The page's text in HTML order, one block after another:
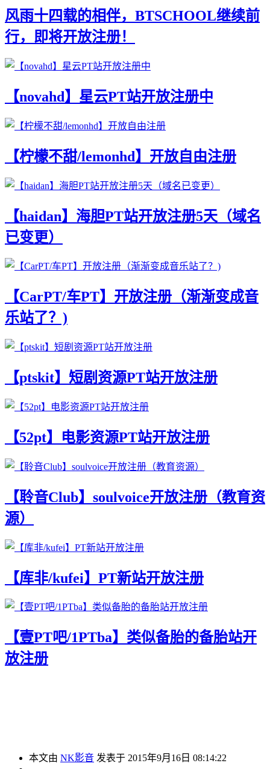
风雨十四载的相伴，BTSCHOOL继续前
行，即将开放注册！
【novahd】星云PT站开放注册中
【柠檬不甜/lemonhd】开放自由注册
【haidan】海胆PT站开放注册5天（域名
已变更）
【CarPT/车PT】开放注册（渐渐变成音
乐站了？)
【ptskit】短剧资源PT站开放注册
【52pt】电影资源PT站开放注册
【聆音Club】soulvoice开放注册（教育资
源）
【库非/kufei】PT新站开放注册
【壹PT吧/1PTba】类似备胎的备胎站开
放注册
本文由 NK影音 发表于 2015年9月16日 08:14:22